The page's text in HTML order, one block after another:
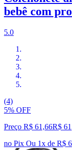
bebê com
5.0
(4)
5% OFF
Preço R$ 61,66R$ 61
no Pix Ou 1x de R$